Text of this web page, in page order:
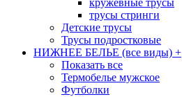
трусы стринги
Детские трусы
Трусы подростковые
НИЖНЕЕ БЕЛЬЕ (все виды) +
Показать все
Термобелье мужское
Футболки